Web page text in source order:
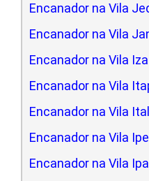
Encanador na Vila
Encanador na Vila
Encanador na Vila Iza
Encanador na Vila
Encanador na Vila
Encanador na Vila Ipe
Encanador na Vila